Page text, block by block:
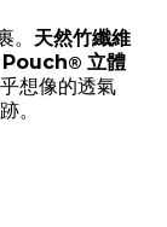
天然竹纖維
® 立體
想像的透氣
。